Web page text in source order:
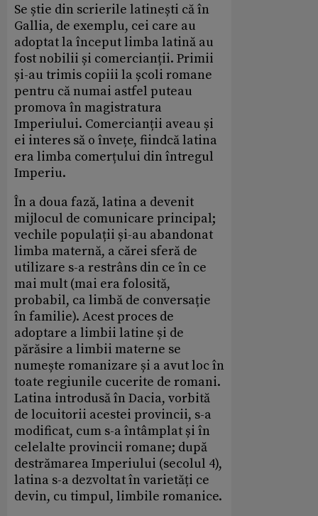
Se știe din scrierile latinești că în
Gallia, de exemplu, cei care au
adoptat la început limba latină au
fost nobilii și comercianții. Primii
și-au trimis copiii la școli romane
pentru că numai astfel puteau
promova în magistratura
Imperiului. Comercianții aveau și
ei interes să o învețe, fiindcă latina
era limba comerțului din întregul
Imperiu.
În a doua fază, latina a devenit
mijlocul de comunicare principal;
vechile populații și-au abandonat
limba maternă, a cărei sferă de
utilizare s-a restrâns din ce în ce
mai mult (mai era folosită,
probabil, ca limbă de conversație
în familie). Acest proces de
adoptare a limbii latine și de
părăsire a limbii materne se
numește romanizare și a avut loc în
toate regiunile cucerite de romani.
Latina introdusă în Dacia, vorbită
de locuitorii acestei provincii, s-a
modificat, cum s-a întâmplat și în
celelalte provincii romane; după
destrămarea Imperiului (secolul 4),
latina s-a dezvoltat în varietăți ce
devin, cu timpul, limbile romanice.